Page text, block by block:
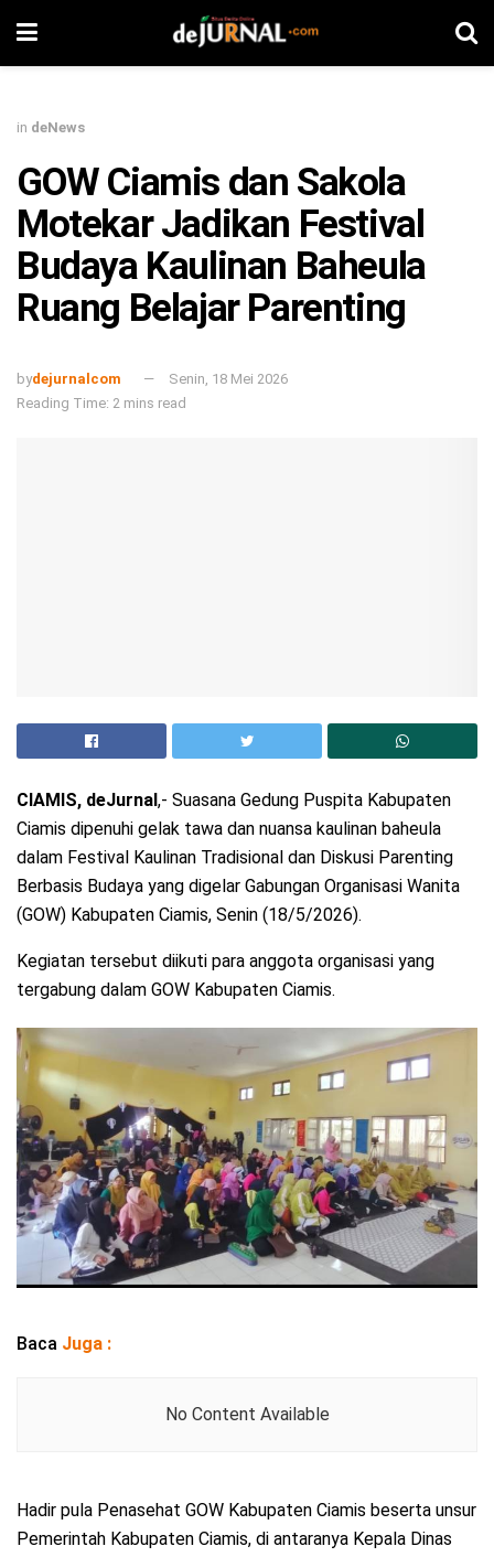
in deNews
GOW Ciamis dan Sakola
Motekar Jadikan Festival
Budaya Kaulinan Baheula
Ruang Belajar Parenting
bydejurnalcom
Senin, 18 Mei 2026
Reading Time: 2 mins read
CIAMIS, deJurnal ,- Suasana Gedung Puspita Kabupaten
Ciamis dipenuhi gelak tawa dan nuansa kaulinan baheula
dalam Festival Kaulinan Tradisional dan Diskusi Parenting
Berbasis Budaya yang digelar Gabungan Organisasi Wanita
(GOW) Kabupaten Ciamis, Senin (18/5/2026).
Kegiatan tersebut diikuti para anggota organisasi yang
tergabung dalam GOW Kabupaten Ciamis.
Baca Juga :
No Content Available
Hadir pula Penasehat GOW Kabupaten Ciamis beserta unsur
Pemerintah Kabupaten Ciamis, di antaranya Kepala Dinas